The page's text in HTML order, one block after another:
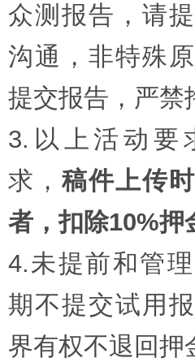
众测报告，请
沟通，非特殊
提交报告，严禁
3.以上活动要
求， 稿件上传
者，扣除10%押
4.未提前和管
期不提交试用
界有权不退回押